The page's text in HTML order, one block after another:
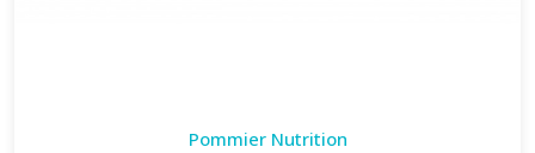
Pommier Nutrition